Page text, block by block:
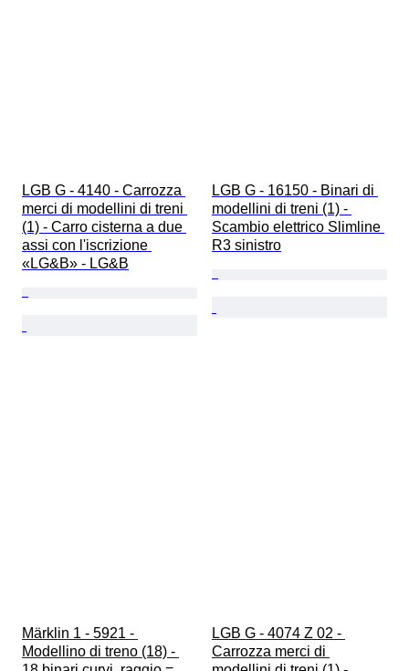
LGB G - 4140 - Carrozza
merci di modellini di treni
(1) - Carro cisterna a due
assi con l'iscrizione
«LG&B» - LG&B
LGB G - 16150 - Binari di
modellini di treni (1) -
Scambio elettrico Slimline
R3 sinistro
Märklin 1 - 5921 -
Modellino di treno (18) -
LGB G - 4074 Z 02 -
Carrozza merci di